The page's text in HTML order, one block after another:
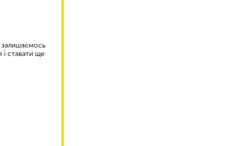
залишаємось
ставати ще